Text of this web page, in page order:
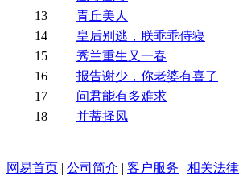
13
青丘美人
14
皇后别逃，朕乖乖侍寝
15
秀兰重生又一春
16
报告谢少，你老婆有喜了
17
问君能有多难求
18
并蒂择凤
网易首页 | 公司简介 | 客户服务 | 相关法律